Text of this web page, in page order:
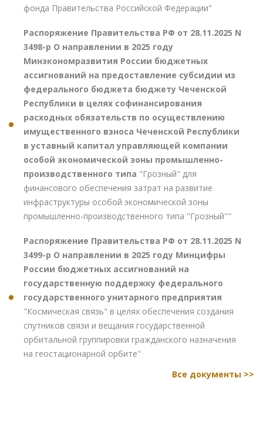
фонда Правительства Российской Федерации"
Распоряжение Правительства РФ от 28.11.2025 N
3498-р О направлении в 2025 году
Минэкономразвития России бюджетных
ассигнований на предоставление субсидии из
федерального бюджета бюджету Чеченской
Республики в целях софинансирования
расходных обязательств по осуществлению
имущественного взноса Чеченской Республики
в уставный капитал управляющей компании
особой экономической зоны промышленно-
производственного типа "Грозный" для
финансового обеспечения затрат на развитие
инфраструктуры особой экономической зоны
промышленно-производственного типа "Грозный""
Распоряжение Правительства РФ от 28.11.2025 N
3499-р О направлении в 2025 году Минцифры
России бюджетных ассигнований на
государственную поддержку федерального
государственного унитарного предприятия
"Космическая связь" в целях обеспечения создания
спутников связи и вещания государственной
орбитальной группировки гражданского назначения
на геостационарной орбите"
Все документы >>